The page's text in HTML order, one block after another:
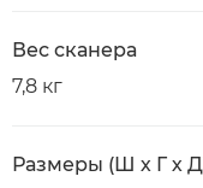
Вес сканера
7,8 кг
Размеры (Ш х Г х